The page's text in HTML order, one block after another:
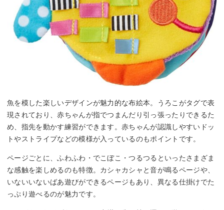
魚を模した楽しいデザインが魅力的な布絵本。うろこがタグで表
現されており、赤ちゃんが指でつまんだり引っ張ったりできるた
め、指先を動かす練習ができます。赤ちゃんが認識しやすいドッ
トやストライプなどの模様が入っているのもポイントです。
ページごとに、ふわふわ・でこぼこ・つるつるといったさまざま
な感触を楽しめるのも特徴。カシャカシャと音が鳴るページや、
いないいないばあ遊びができるページもあり、異なる仕掛けでた
っぷり遊べるのが魅力です。